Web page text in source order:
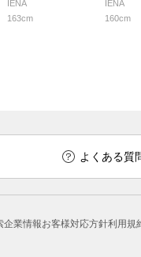
IENA
163cm
IENA
160cm
よくある質
企業情報お客様対応方針利用規